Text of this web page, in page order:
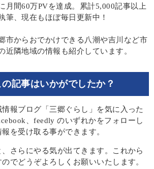
月間60万PVを達成。累計5,000記事以上
筆、現在もほぼ毎日更新中！
市からおでかけできる八潮や吉川など市
近隣地域の情報も紹介しています。
記事はいかがでしたか？
報ブログ「三郷ぐらし」を気に入った
、feedly のいずれかをフォローし
を受け取る事ができます。
さらにやる気が出てきます。これから
でどうぞよろしくお願いいたします。